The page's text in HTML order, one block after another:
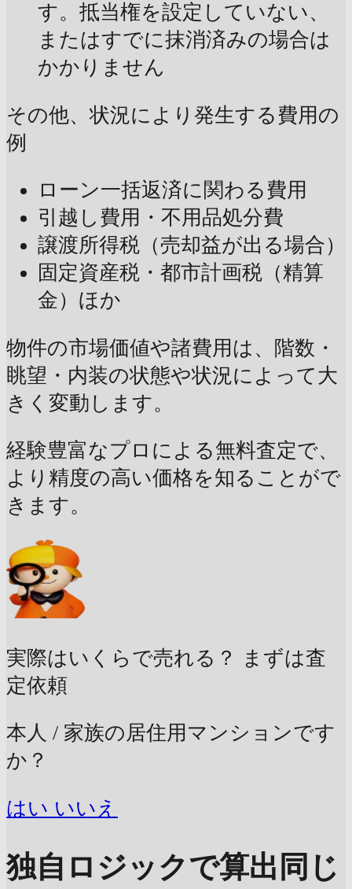
す。抵当権を設定していない、
またはすでに抹消済みの場合は
かかりません
その他、状況により発生する費用の
例
ローン一括返済に関わる費用
引越し費用・不用品処分費
譲渡所得税（売却益が出る場合）
固定資産税・都市計画税（精算
金）ほか
物件の市場価値や諸費用は、階数・
眺望・内装の状態や状況によって大
きく変動します。
経験豊富なプロによる無料査定で、
より精度の高い価格を知ることがで
きます。
実際はいくらで売れる？
まずは査
定依頼
本人 / 家族の居住用マンションです
か？
はい いいえ
独自ロジックで算出 同じ